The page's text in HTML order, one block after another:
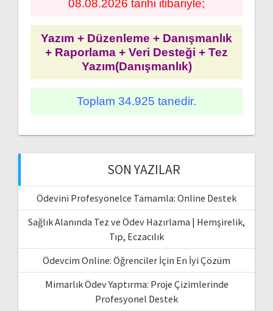
08.08.2026 tarihi itibariyle;
Yazım + Düzenleme + Danışmanlık
+ Raporlama + Veri Desteği + Tez
Yazım(Danışmanlık)
Toplam 34.925 tanedir.
SON YAZILAR
Ödevini Profesyonelce Tamamla: Online Destek
Sağlık Alanında Tez ve Ödev Hazırlama | Hemşirelik,
Tıp, Eczacılık
Ödevcim Online: Öğrenciler İçin En İyi Çözüm
Mimarlık Ödev Yaptırma: Proje Çizimlerinde
Profesyonel Destek